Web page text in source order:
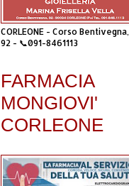
CORLEONE - Corso Bentivegna,
92 - 📞091-8461113
FARMACIA
MONGIOVI'
CORLEONE